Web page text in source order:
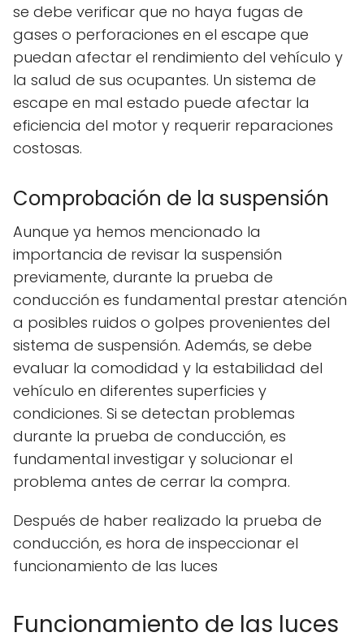
se debe verificar que no haya fugas de
gases o perforaciones en el escape que
puedan afectar el rendimiento del vehículo y
la salud de sus ocupantes. Un sistema de
escape en mal estado puede afectar la
eficiencia del motor y requerir reparaciones
costosas.
Comprobación de la suspensión
Aunque ya hemos mencionado la
importancia de revisar la suspensión
previamente, durante la prueba de
conducción es fundamental prestar atención
a posibles ruidos o golpes provenientes del
sistema de suspensión. Además, se debe
evaluar la comodidad y la estabilidad del
vehículo en diferentes superficies y
condiciones. Si se detectan problemas
durante la prueba de conducción, es
fundamental investigar y solucionar el
problema antes de cerrar la compra.
Después de haber realizado la prueba de
conducción, es hora de inspeccionar el
funcionamiento de las luces
Funcionamiento de las luces